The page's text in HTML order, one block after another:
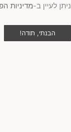
לעיין ב-מדיניות
הבנתי, תודה!